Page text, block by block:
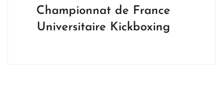
Championnat de France
Universitaire Kickboxing